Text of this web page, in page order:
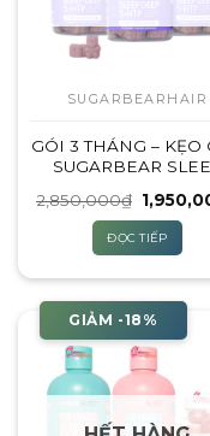
SUGARBEARHAIR
GÓI 3 THÁNG – KẸO
SUGARBEAR
180 VIÊN
2,850,000₫ Giá
gốc
là:
ĐỌC TIẾP
GIẢM -18%